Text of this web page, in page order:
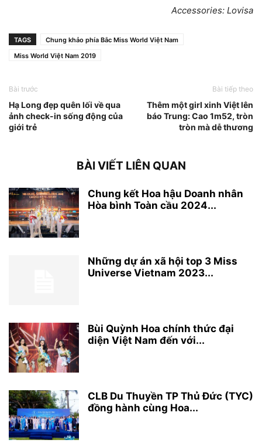
Accessories: Lovisa
TAGS
Chung khảo phía Bắc Miss World Việt Nam
Miss World Việt Nam 2019
Bài trước
Hạ Long đẹp quên lối về qua
ảnh check-in sống động của
giới trẻ
Bài tiếp theo
Thêm một girl xinh Việt lên
báo Trung: Cao 1m52, tròn
tròn mà dễ thương
BÀI VIẾT LIÊN QUAN
Chung kết Hoa hậu Doanh nhân
Hòa bình Toàn cầu 2024...
Những dự án xã hội top 3 Miss
Universe Vietnam 2023...
Bùi Quỳnh Hoa chính thức đại
diện Việt Nam đến với...
CLB Du Thuyền TP Thủ Đức (TYC)
đồng hành cùng Hoa...